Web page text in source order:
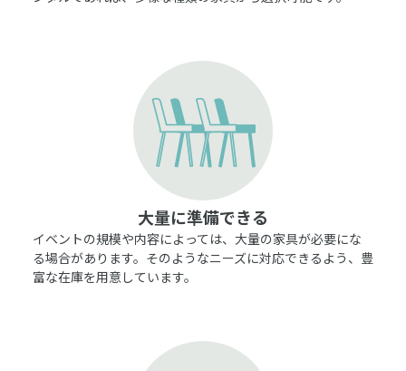
大量に準備できる
イベントの規模や内容によっては、大量の家具が必要にな
る場合があります。そのようなニーズに対応できるよう、豊
富な在庫を用意しています。